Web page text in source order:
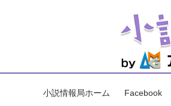
小説情報局ホーム Facebook